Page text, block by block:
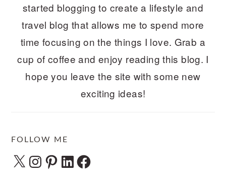
started blogging to create a lifestyle and
travel blog that allows me to spend more
time focusing on the things I love. Grab a
cup of coffee and enjoy reading this blog. I
hope you leave the site with some new
exciting ideas!
FOLLOW ME
X Instagram
Pinterest
LinkedInFacebook